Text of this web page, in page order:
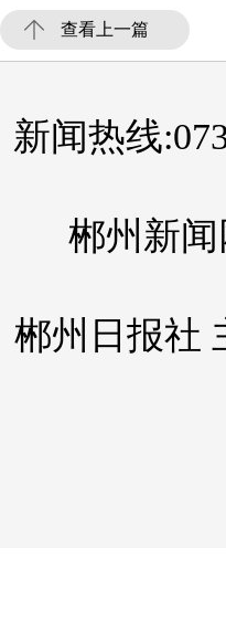
查看上一篇
新闻热线
郴州新闻
郴州日报社